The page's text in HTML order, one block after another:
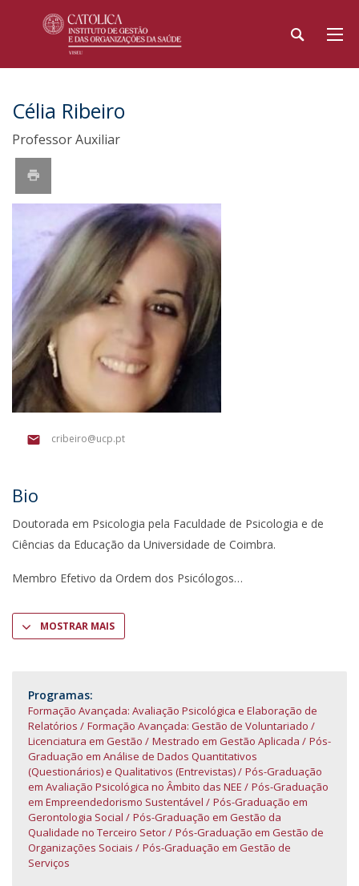
Célia Ribeiro
Professor Auxiliar
cribeiro@ucp.pt
Bio
Doutorada em Psicologia pela Faculdade de Psicologia e de
Ciências da Educação da Universidade de Coimbra.
Membro Efetivo da Ordem dos Psicólogos
MOSTRAR MAIS
Programas:
Formação Avançada: Avaliação Psicológica e Elaboração de
Relatórios
Formação Avançada: Gestão de Voluntariado
Licenciatura em Gestão
Mestrado em Gestão Aplicada
Pós-
Graduação em Análise de Dados Quantitativos
(Questionários) e Qualitativos (Entrevistas)
Pós-Graduação
em Avaliação Psicológica no Âmbito das NEE
Pós-Graduação
em Empreendedorismo Sustentável
Pós-Graduação em
Gerontologia Social
Pós-Graduação em Gestão da
Qualidade no Terceiro Setor
Pós-Graduação em Gestão de
Organizações Sociais
Pós-Graduação em Gestão de
Serviços